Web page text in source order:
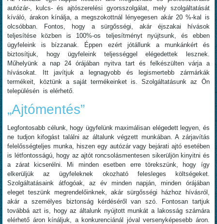
autózár-, kulcs- és ajtószerelési gyorsszolgálat, mely szolgáltatását
kíváló, árakon kínálja, a megszokottnál lényegesen akár 20 %-kal is
olcsóbban. Fontos, hogy a sürgősségi, akár éjszakai hívások
teljesítése közben is 100%-os teljesítményt nyújtsunk, és ebben
ügyfeleink is bízzanak. Éppen ezért jótállunk a munkánkért és
biztosítjuk, hogy ügyfeleink teljességgel elégedettek lesznek.
Műhelyünk a nap 24 órájában nyitva tart és felkészülten várja a
hívásokat. Itt javítjuk a legnagyobb és legismertebb zármárkák
termékeit, köztünk a saját termékeinket is. Szolgáltatásunk az Ön
településén is elérhető.
„Ajtómentés”
Legfontosabb célunk, hogy ügyfelünk maximálisan elégedett legyen, és
ne tudjon kifogást találni az általunk végzett munkában. A zárjavítás
felelősségteljes munka, hiszen egy autózár vagy bejárati ajtó esetében
is létfontosságú, hogy az ajtót roncsolásmentesen sikerüljön kinyitni és
a zárat kicserélni. Mi minden esetben erre törekszünk, hogy így
elkerüljük az ügyfeleknek okozható felesleges költségeket.
Szolgáltatásaink átfogóak, az év minden napján, minden órájában
eleget teszünk megrendelőinknek, akár sürgősségi házhoz hívásról,
akár a személyes biztonság kérdéséről van szó. Fontosan tartjuk
továbbá azt is, hogy az általunk nyújtott munkát a lakosság számára
elérhető áron kínáljuk, a konkurenciánál jóval versenyképesebb áron.